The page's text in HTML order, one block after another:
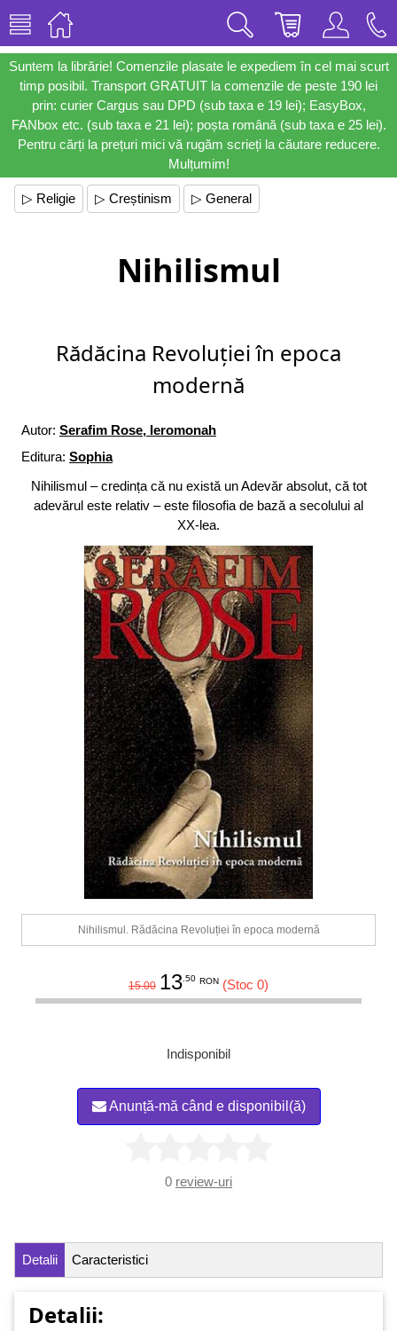
Suntem la librărie! Comenzile plasate le expediem în cel mai scurt
timp posibil. Transport GRATUIT la comenzile de peste 190 lei
prin: curier Cargus sau DPD (sub taxa e 19 lei); EasyBox,
FANbox etc. (sub taxa e 21 lei); poșta română (sub taxa e 25 lei).
Pentru cărți la prețuri mici vă rugăm scrieți la căutare reducere.
Mulțumim!
▷ Religie ▷ Creștinism ▷ General
Nihilismul
Rădăcina Revoluției în epoca
modernă
Autor: Serafim Rose, Ieromonah
Editura: Sophia
Nihilismul – credința că nu există un Adevăr absolut, că tot
adevărul este relativ – este filosofia de bază a secolului al
XX-lea.
Nihilismul. Rădăcina Revoluției în epoca modernă
15.00 13.50 RON (Stoc 0)
Indisponibil
Anunță-mă când e disponibil(ă)
0 review-uri
Detalii Caracteristici
Detalii: